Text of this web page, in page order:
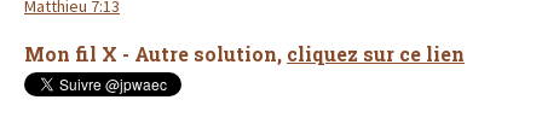
Matthieu 7:13
Mon fil X - Autre solution, cliquez sur ce lien